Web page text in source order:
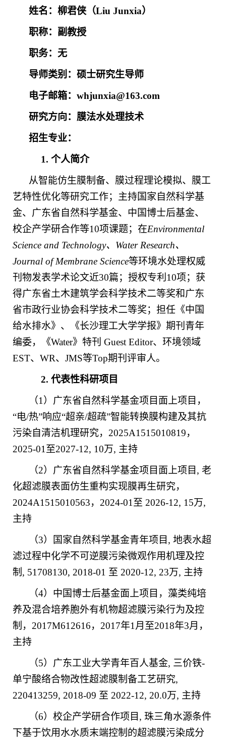
姓名：柳君侠（Liu Junxia）
职称：副教授
职务：无
导师类别：硕士研究生导师
电子邮箱： whjunxia@163.com
研究方向：膜法水处理技术
招生专业：
1. 个人简介
从智能仿生膜制备、膜过程理论模拟、膜工
艺特性优化等研究工作；主持国家自然科学基
金、广东省自然科学基金、中国博士后基金、
校企产学研合作等10项课题；在Environmental
Science and Technology、 Water Research、
Journal of Membrane Science等环境水处理权威
刊物发表学术论文近30篇；授权专利 10项；获
得广东省土木建筑学会科学技术二等奖和广东
省市政行业协会科学技术二等奖；担任《中国
给水排水》、《长沙理工大学学报》期刊青年
编委，《Water》特刊 Guest Editor、环境领域
EST、 WR、 JMS等Top期刊评审人。
2. 代表性科研项目
（1）广东省自然科学基金项目面上项目，
“电/热”响应“超亲/超疏”智能转换膜构建及其抗
污染自清洁机理研究， 2025A1515010819，
2025-01至2027-12, 10万, 主持
（2）广东省自然科学基金项目面上项目 , 老
化超滤膜表面仿生重构实现膜再生研究，
2024A1515010563， 2024-01至 2026-12, 15万,
主持
（3）国家自然科学基金青年项目 , 地表水超
滤过程中化学不可逆膜污染微观作用机理及控
制 , 51708130, 2018-01 至 2020-12, 23万, 主持
（4）中国博士后基金面上项目，藻类纯培
养及混合培养胞外有机物超滤膜污染行为及控
制， 2017M612616， 2017年1月至2018年3月，
主持
（5）广东工业大学青年百人基金, 三价铁-
单宁酸络合物改性超滤膜制备工艺研究,
220413259, 2018-09 至 2022-12, 20.0万, 主持
（6）校企产学研合作项目 , 珠三角水源条件
下基于饮用水水质末端控制的超滤膜污染成分